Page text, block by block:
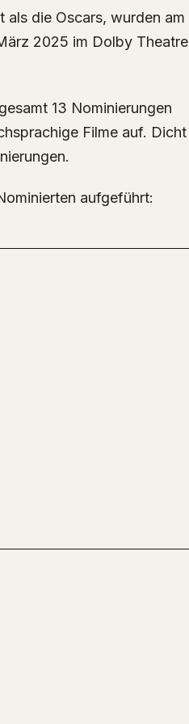
als die Oscars, wurden am
2025 im Dolby Theatre
13 Nominierungen
Filme auf. Dicht
aufgeführt: